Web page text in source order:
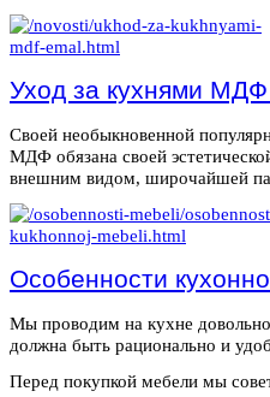
Уход за кухнями
Своей необыкновенной
МДФ обязана своей
внешним видом, широчайшей
Особенности
Мы проводим на кухне
должна быть рационально и
Перед покупкой мебели мы